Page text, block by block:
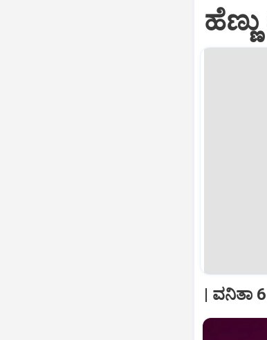
| ವನಿತಾ